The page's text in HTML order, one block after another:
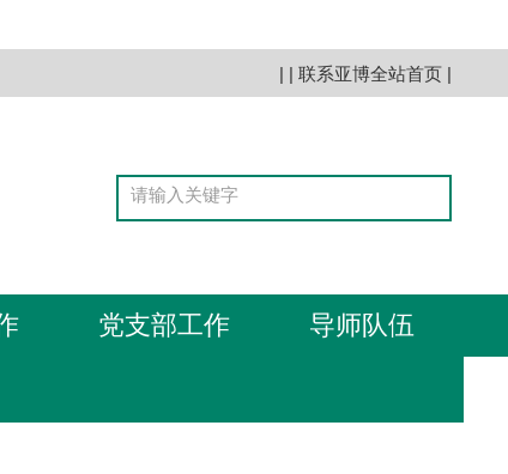
| | 联系亚博全站首页 |
党支部工作 导师队伍